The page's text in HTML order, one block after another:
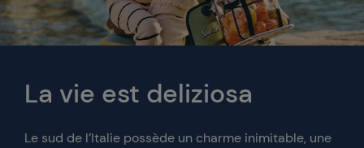
La vie est deliziosa
Le sud de l’Italie possède un charme inimitable, une